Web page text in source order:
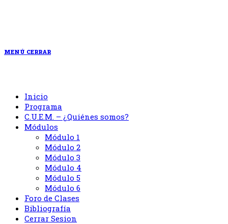
MENÚ CERRAR
Inicio
Programa
C.U.E.M. – ¿Quiénes somos?
Módulos
Módulo 1
Módulo 2
Módulo 3
Módulo 4
Módulo 5
Módulo 6
Foro de Clases
Bibliografía
Cerrar Sesion